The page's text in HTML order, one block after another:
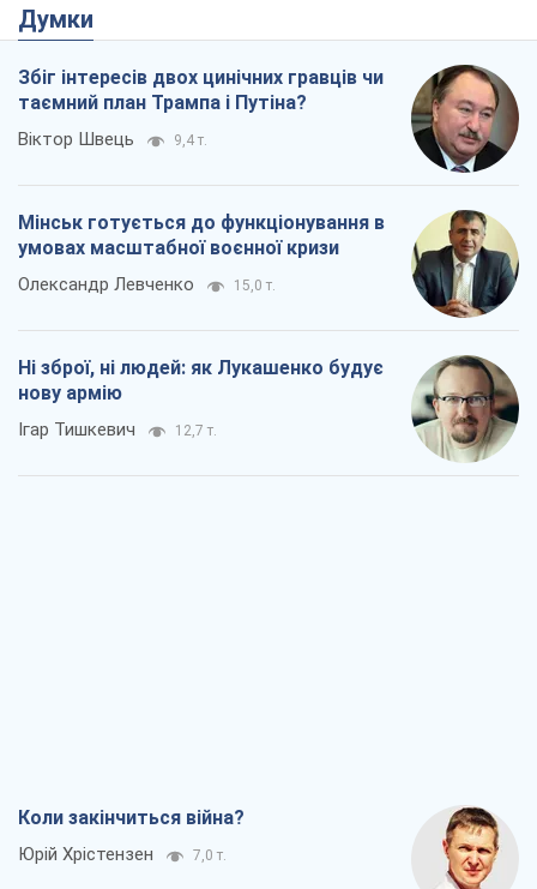
Думки
Збіг інтересів двох цинічних гравців чи
таємний план Трампа і Путіна?
Віктор Швець 9,4 т.
Мінськ готується до функціонування в
умовах масштабної воєнної кризи
Олександр Левченко 15,0 т.
Ні зброї, ні людей: як Лукашенко будує
нову армію
Ігар Тишкевич 12,7 т.
Коли закінчиться війна?
Юрій Хрістензен 7,0 т.